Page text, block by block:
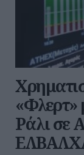
«Φλερτ»
Ράλι σε